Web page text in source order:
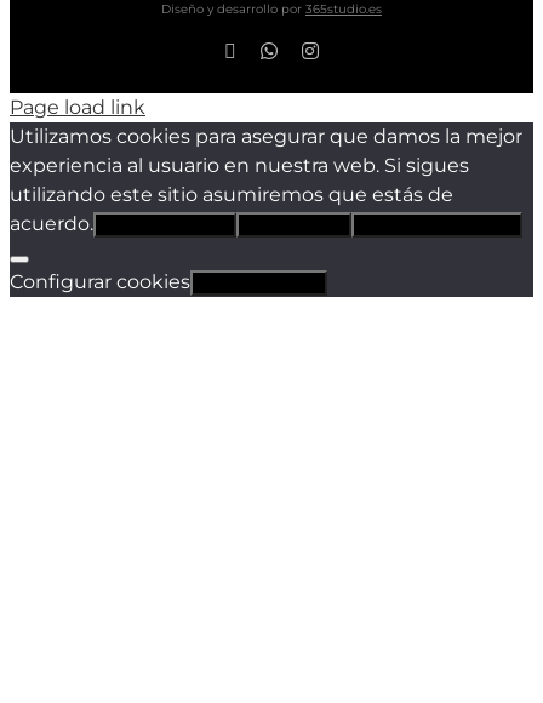
Diseño y desarrollo por 365studio.es
FacebookWhatsAppInstagram
Page load link
Utilizamos cookies para asegurar que damos la mejor
experiencia al usuario en nuestra web. Si sigues
utilizando este sitio asumiremos que estás de
acuerdo.
Configurar cookies